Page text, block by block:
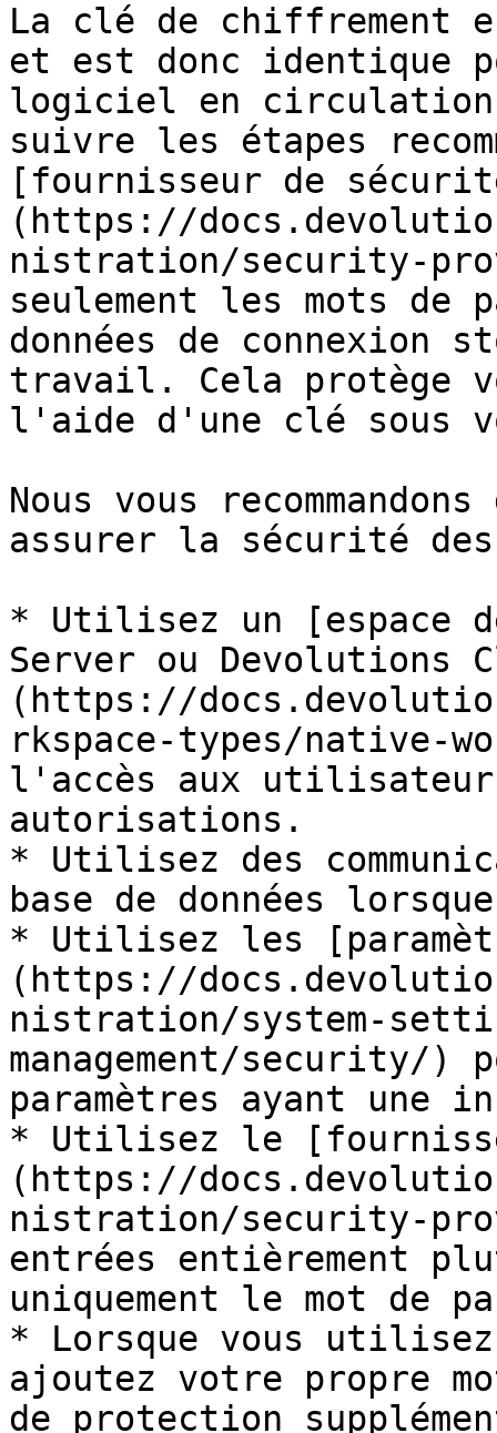
La clé de chiffrement
et est donc identique
logiciel en
suivre les étapes
[fournisseur de
(https://
nistration/security-
seulement les mots de
données de connexion
travail. Cela protège
l'aide d'une clé sous
Nous vous
assurer la sécurité des
* Utilisez un [espace
Server ou Devolutions
(https://
rkspace-types/native-
l'accès aux
autorisations.
* Utilisez des
base de données
* Utilisez les
(https://
nistration/system-
management/security/
paramètres ayant une
* Utilisez le
(https://
nistration/security-
entrées entièrement
uniquement le mot de
* Lorsque vous
ajoutez votre propre
de protection